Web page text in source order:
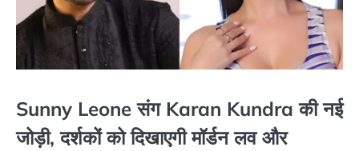
Sunny Leone संग Karan Kundra की नई
जोड़ी, दर्शकों को दिखाएगी मॉर्डन लव और